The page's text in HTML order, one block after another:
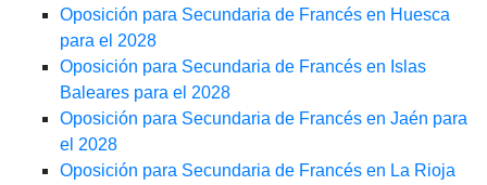
Oposición para Secundaria de Francés en Huesca
para el 2028
Oposición para Secundaria de Francés en Islas
Baleares para el 2028
Oposición para Secundaria de Francés en Jaén para
el 2028
Oposición para Secundaria de Francés en La Rioja